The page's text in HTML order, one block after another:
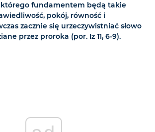
fundamentem będą takie
pokój, równość i
zacznie się urzeczywistniać słowo
przez proroka (por. Iz 11, 6-9).